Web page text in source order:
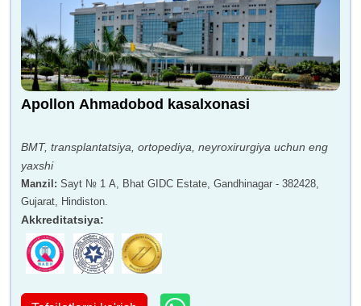
Apollon Ahmadobod kasalxonasi
BMT, transplantatsiya, ortopediya, neyroxirurgiya uchun eng
yaxshi
Manzil : Sayt № 1 A, Bhat GIDC Estate, Gandhinagar - 382428,
Gujarat, Hindiston.
Akkreditatsiya: